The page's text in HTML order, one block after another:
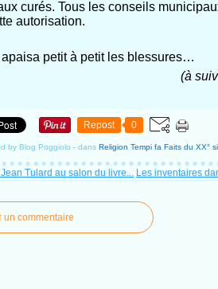
curés. Tous les conseils
autorisation.
apaisa petit à petit les blessures…
(à
Repost 0
by Blog Poggiolo - dans Religion Tempi fa Faits du XX°
Tulard au salon du livre... Les inventaires
un commentaire